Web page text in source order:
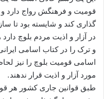
قومیت و فرهنگش رواج دارد و
گذاری کند و شایسته بود تا
در آزار و اذیت مردم بلوچ
و ترک را در کتاب اسامی
اسامی قومیت بلوچ را نیز لحاظ
مورد آزار و اذيت قرار ندهند.
طبق قوانین جاری کشور هر